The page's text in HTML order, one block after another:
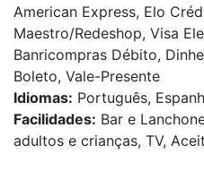
American Express, Elo
Maestro/Redeshop, Visa
Banricompras Débito,
Boleto, Vale-Presente
Idiomas: Português,
Facilidades: Bar e
adultos e crianças, TV,